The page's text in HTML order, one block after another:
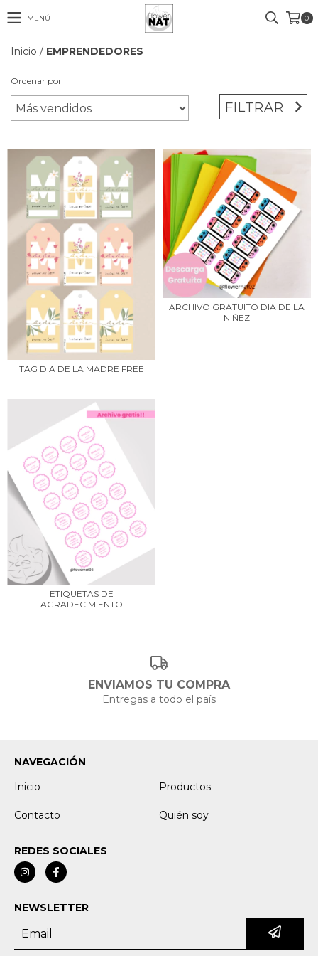
MENÚ 0
Inicio / EMPRENDEDORES
Ordenar por
FILTRAR
TAG DIA DE LA MADRE FREE
ARCHIVO GRATUITO DIA DE LA
NIÑEZ
ETIQUETAS DE
AGRADECIMIENTO
ENVIAMOS TU COMPRA
Entregas a todo el país
NAVEGACIÓN
Inicio
Productos
Contacto Quién soy
REDES SOCIALES
NEWSLETTER